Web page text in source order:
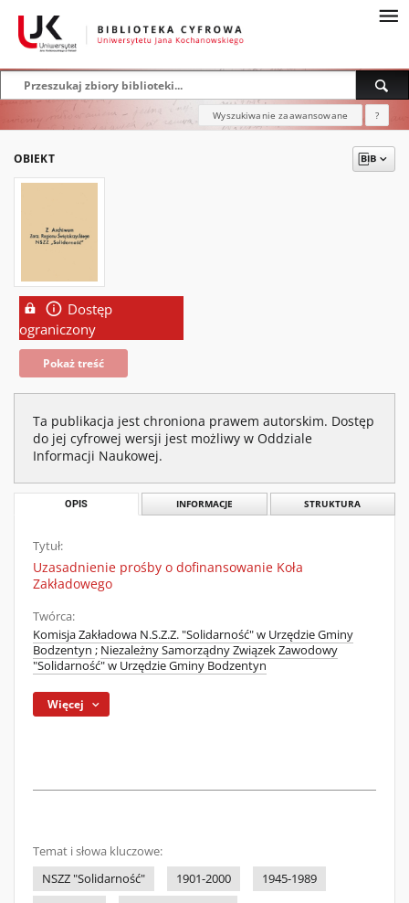
Wyszukiwanie zaawansowane ?
OBIEKT
Dostęp
ograniczony
Pokaż treść
Ta publikacja jest chroniona prawem autorskim. Dostęp
do jej cyfrowej wersji jest możliwy w Oddziale
Informacji Naukowej.
OPIS INFORMACJE STRUKTURA
Tytuł:
Uzasadnienie prośby o dofinansowanie Koła
Zakładowego
Twórca:
Komisja Zakładowa N.S.Z.Z. "Solidarność" w Urzędzie Gminy
Bodzentyn ; Niezależny Samorządny Związek Zawodowy
"Solidarność" w Urzędzie Gminy Bodzentyn
Więcej
Temat i słowa kluczowe:
NSZZ "Solidarność"
1901-2000
1945-1989